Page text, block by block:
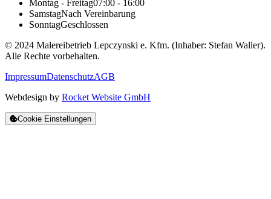
Montag - Freitag07:00 - 16:00
SamstagNach Vereinbarung
SonntagGeschlossen
© 2024 Malereibetrieb Lepczynski e. Kfm. (Inhaber: Stefan Waller).
Alle Rechte vorbehalten.
ImpressumDatenschutzAGB
Webdesign by Rocket Website GmbH
Cookie Einstellungen